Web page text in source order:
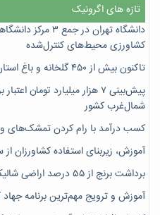
تازه های اگرونیک
دانشگاه تهران در
کشاورزی محیط‌های کنترل‌شده
تاکنون بیش از ۴۵۰ گلخانه و باغ استان یزد شناسنامه‌دار شده‌اند
پیش‌بینی ۷‌ هزار میلیارد
شمال‌غرب کشور
کسب درآمد با رام کردن تمشک‌های
آموزش، زیربنای استفاده کشاورزان
برداشت برنج از ۵۵ درصد اراضی شالیکاری گیلان
آموزش و ترویج مهم‌ترین برنامه